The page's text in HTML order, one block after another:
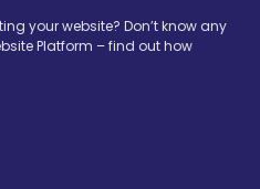
your website? Don’t know any
Platform – find out how